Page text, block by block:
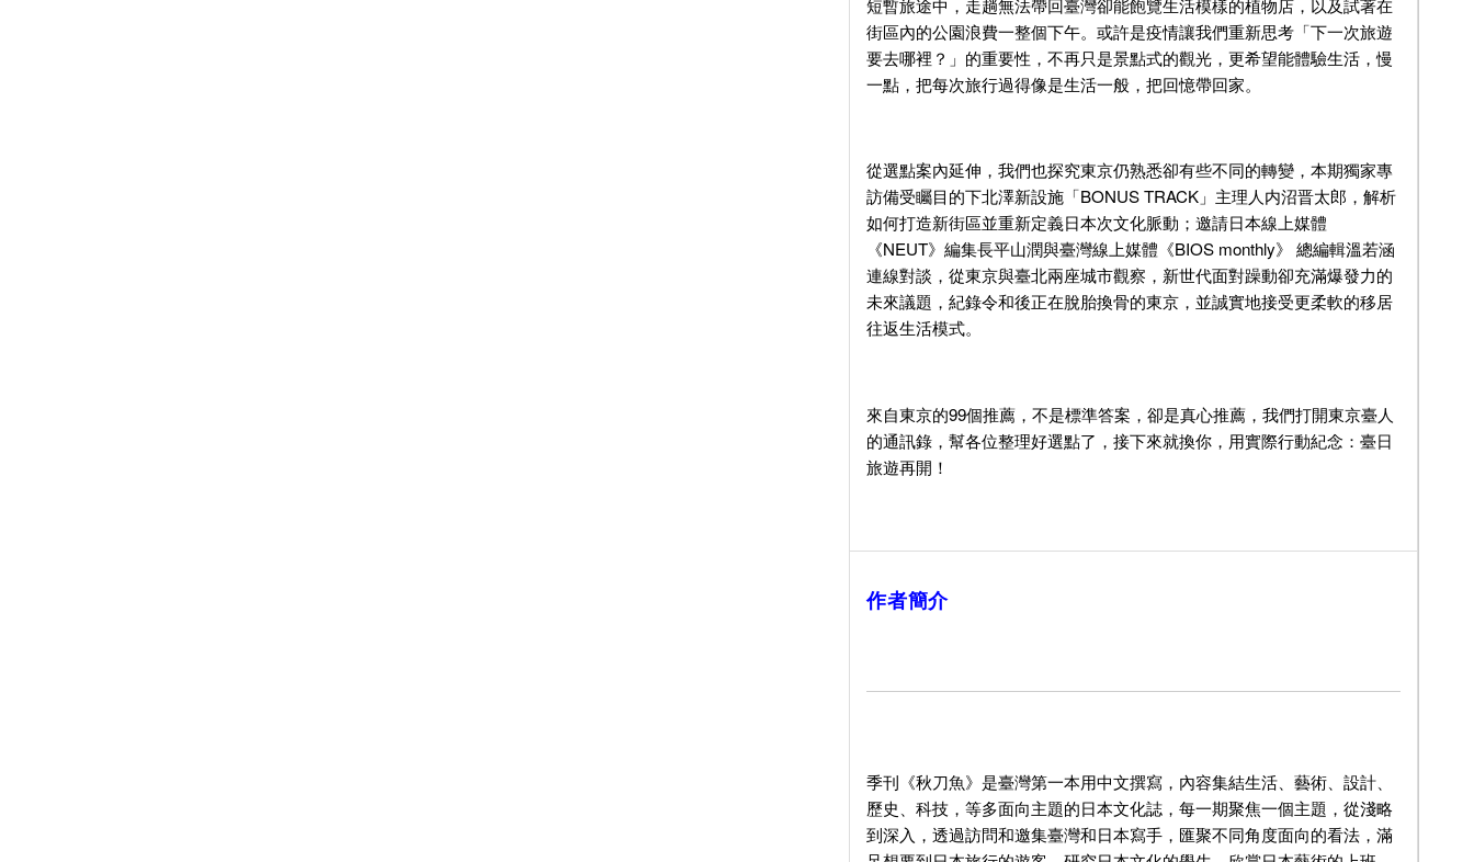
短暫旅途中，走趟無法帶回臺灣卻能飽覽生活模樣的植物店，以及試著在
街區內的公園浪費一整個下午。或許是疫情讓我們重新思考「下一次旅遊
要去哪裡？」的重要性，不再只是景點式的觀光，更希望能體驗生活，慢
一點，把每次旅行過得像是生活一般，把回憶帶回家。
從選點案內延伸，我們也探究東京仍熟悉卻有些不同的轉變，本期獨家專
訪備受矚目的下北澤新設施「BONUS TRACK」主理人内沼晋太郎，解析
如何打造新街區並重新定義日本次文化脈動；邀請日本線上媒體
《NEUT》編集長平山潤與臺灣線上媒體《BIOS monthly》 總編輯溫若涵
連線對談，從東京與臺北兩座城市觀察，新世代面對躁動卻充滿爆發力的
未來議題，紀錄令和後正在脫胎換骨的東京，並誠實地接受更柔軟的移居
往返生活模式。
來自東京的99個推薦，不是標準答案，卻是真心推薦，我們打開東京臺人
的通訊錄，幫各位整理好選點了，接下來就換你，用實際行動紀念：臺日
旅遊再開！
作者簡介
季刊《秋刀魚》是臺灣第一本用中文撰寫，內容集結生活、藝術、設計、
歷史、科技，等多面向主題的日本文化誌，每一期聚焦一個主題，從淺略
到深入，透過訪問和邀集臺灣和日本寫手，匯聚不同角度面向的看法，滿